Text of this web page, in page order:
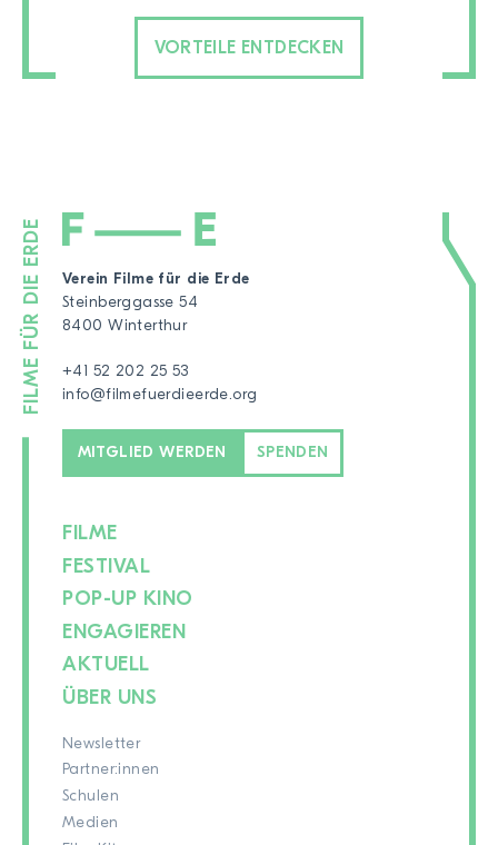
VORTEILE ENTDECKEN
Verein Filme für die Erde
Steinberggasse 54
8400 Winterthur
+41 52 202 25 53
info@filmefuerdieerde.org
MITGLIED WERDEN SPENDEN
FILME
FESTIVAL
POP-UP KINO
ENGAGIEREN
AKTUELL
ÜBER UNS
Newsletter
Partner:innen
Schulen
Medien